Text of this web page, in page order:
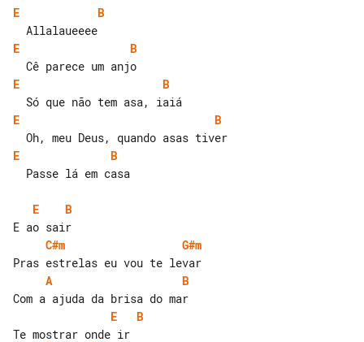
E
B
E
B
E
B
E
B
E
B
E
B
C#m
G#m
A
B
E
B